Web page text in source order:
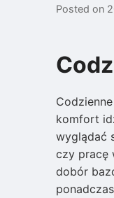
Posted on
komfort
wyglądać
czy pracę
dobór